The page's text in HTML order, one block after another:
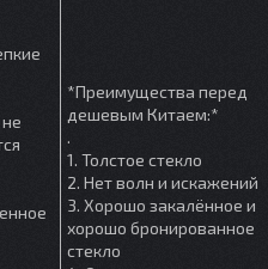
*Преимущества перед
дешевым Китаем:*
.
1. Толстое стекло
2. Нет волн и искажений
3. Хорошо закалённое и
хорошо бронированное
стекло